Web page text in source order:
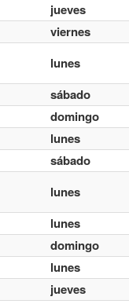
jueves
viernes
lunes
sábado
domingo
lunes
sábado
lunes
lunes
domingo
lunes
jueves